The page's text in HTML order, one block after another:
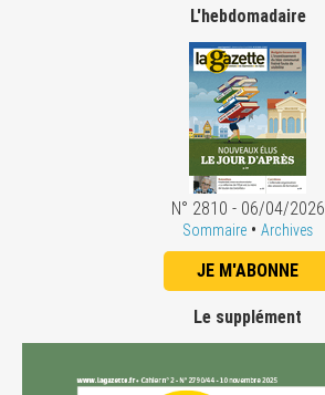
L'hebdomadaire
N° 2810 - 06/04/2026
Sommaire • Archives
JE M'ABONNE
Le supplément